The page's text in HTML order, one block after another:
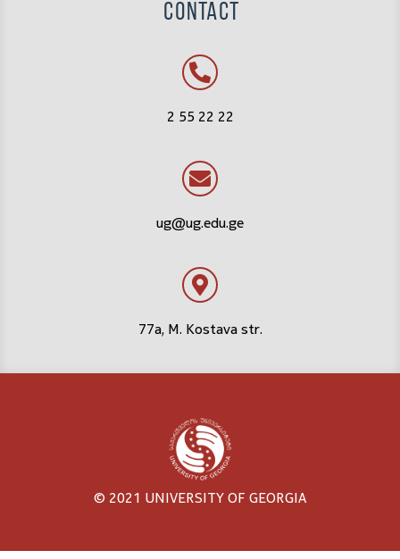
CONTACT
2 55 22 22
ug@ug.edu.ge
77a, M. Kostava str.
© 2021 UNIVERSITY OF GEORGIA